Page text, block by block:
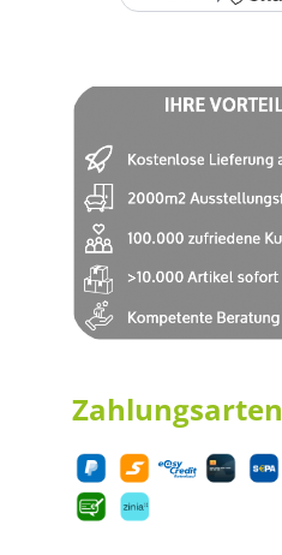
Zahlungsarten